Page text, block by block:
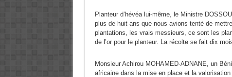
Planteur d’hévéa lui-même, le Ministre
plus de huit ans que nous avions tenté de
plantations, les vrais messieurs, ce sont les
de l’or pour le planteur. La récolte se fait dix
Monsieur Achirou MOHAMED-ADNANE, un
africaine dans la mise en place et la